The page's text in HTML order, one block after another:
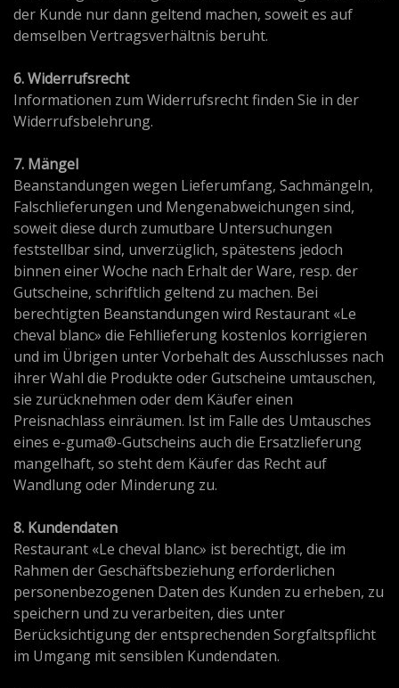
der Kunde nur dann geltend machen, soweit es auf
demselben Vertragsverhältnis beruht.
6. Widerrufsrecht
Informationen zum Widerrufsrecht finden Sie in der
Widerrufsbelehrung.
7. Mängel
Beanstandungen wegen Lieferumfang, Sachmängeln,
Falschlieferungen und Mengenabweichungen sind,
soweit diese durch zumutbare Untersuchungen
feststellbar sind, unverzüglich, spätestens jedoch
binnen einer Woche nach Erhalt der Ware, resp. der
Gutscheine, schriftlich geltend zu machen. Bei
berechtigten Beanstandungen wird Restaurant «Le
cheval blanc» die Fehllieferung kostenlos korrigieren
und im Übrigen unter Vorbehalt des Ausschlusses nach
ihrer Wahl die Produkte oder Gutscheine umtauschen,
sie zurücknehmen oder dem Käufer einen
Preisnachlass einräumen. Ist im Falle des Umtausches
eines e-guma®-Gutscheins auch die Ersatzlieferung
mangelhaft, so steht dem Käufer das Recht auf
Wandlung oder Minderung zu.
8. Kundendaten
Restaurant «Le cheval blanc» ist berechtigt, die im
Rahmen der Geschäftsbeziehung erforderlichen
personenbezogenen Daten des Kunden zu erheben, zu
speichern und zu verarbeiten, dies unter
Berücksichtigung der entsprechenden Sorgfaltspflicht
im Umgang mit sensiblen Kundendaten.